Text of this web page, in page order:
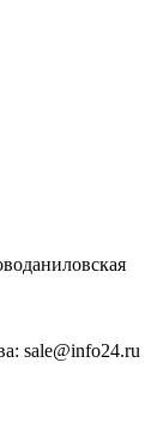
sale@info24.ru